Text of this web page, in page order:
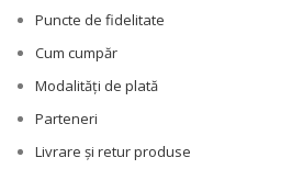
Puncte de fidelitate
Cum cumpăr
Modalități de plată
Parteneri
Livrare și retur produse